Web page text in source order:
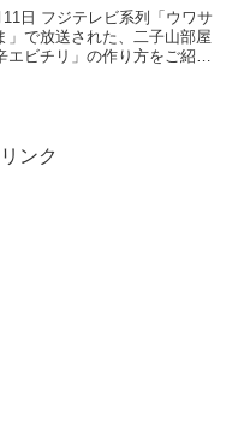
11日 フジテレビ系列「ウワサ
」で放送された、二子山部屋
エビチリ」の作り方をご紹介
ンク